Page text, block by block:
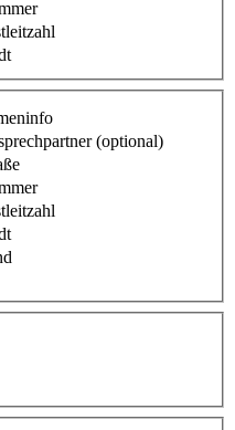
(optional)